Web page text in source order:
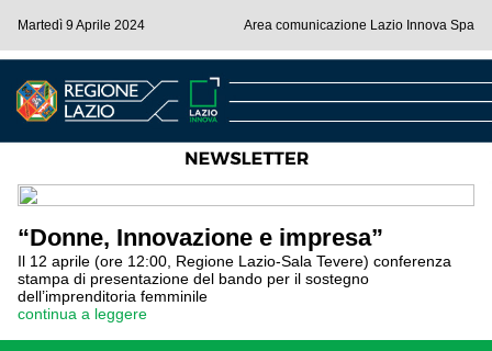
Martedì 9 Aprile 2024 Area comunicazione Lazio Innova Spa
“Donne, Innovazione e impresa”
Il 12 aprile (ore 12:00, Regione Lazio-Sala Tevere) conferenza
stampa di presentazione del bando per il sostegno
dell’imprenditoria femminile
continua a leggere